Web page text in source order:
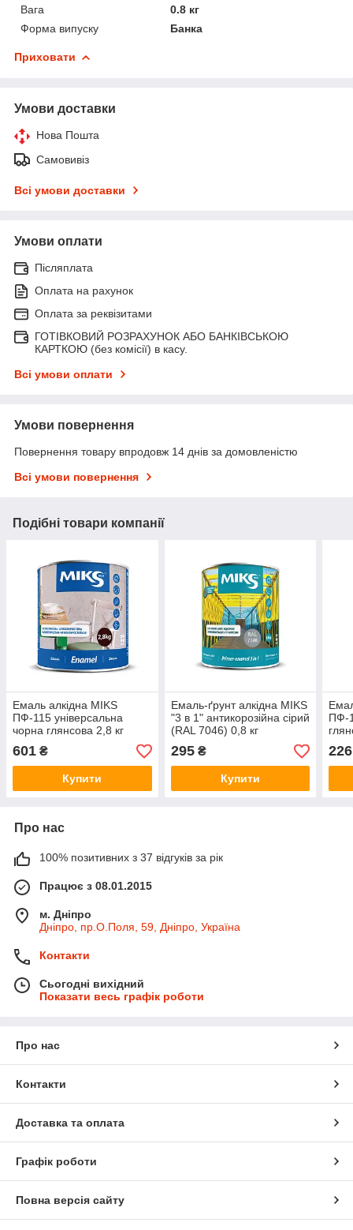
Вага
0.8 кг
Форма випуску
Банка
Приховати
Умови доставки
Нова Пошта
Самовивіз
Всі умови доставки
Умови оплати
Післяплата
Оплата на рахунок
Оплата за реквізитами
ГОТІВКОВИЙ РОЗРАХУНОК АБО БАНКІВСЬКОЮ
КАРТКОЮ (без комісії) в касу.
Всі умови оплати
Умови повернення
Повернення товару впродовж 14 днів за домовленістю
Всі умови повернення
Подібні товари компанії
Емаль алкідна MIKS
ПФ-115 універсальна
чорна глянсова 2,8 кг
601 ₴
Купити
Емаль-ґрунт алкідна MIKS
"3 в 1" антикорозійна сірий
(RAL 7046) 0,8 кг
295₴
Купити
ПФ-
226
Про нас
100% позитивних з 37 відгуків за рік
Працює з 08.01.2015
м. Дніпро
Дніпро, пр.О.Поля, 59, Дніпро, Україна
Контакти
Сьогодні вихідний
Показати весь графік роботи
Про нас
Контакти
Доставка та оплата
Графік роботи
Повна версія сайту